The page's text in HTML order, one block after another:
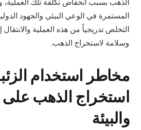
الذهب بسبب انخفاض تكلفة تلك العملية،
المستمرة في الوعي البيئي والجهود
التخلص تدريجياً من هذه العملية
وسلامة لاستخراج الذهب.
مخاطر استخدام
استخراج الذهب
والبيئة